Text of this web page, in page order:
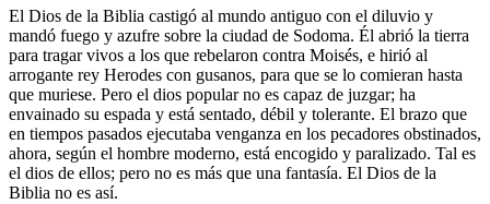
El Dios de la Biblia castigó al mundo antiguo con el diluvio y
mandó fuego y azufre sobre la ciudad de Sodoma. Él abrió la tierra
para tragar vivos a los que rebelaron contra Moisés, e hirió al
arrogante rey Herodes con gusanos, para que se lo comieran hasta
que muriese. Pero el dios popular no es capaz de juzgar; ha
envainado su espada y está sentado, débil y tolerante. El brazo que
en tiempos pasados ejecutaba venganza en los pecadores obstinados,
ahora, según el hombre moderno, está encogido y paralizado. Tal es
el dios de ellos; pero no es más que una fantasía. El Dios de la
Biblia no es así.